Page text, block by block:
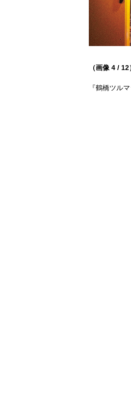
（画像 4 / 12
『鶴橋ツルマ